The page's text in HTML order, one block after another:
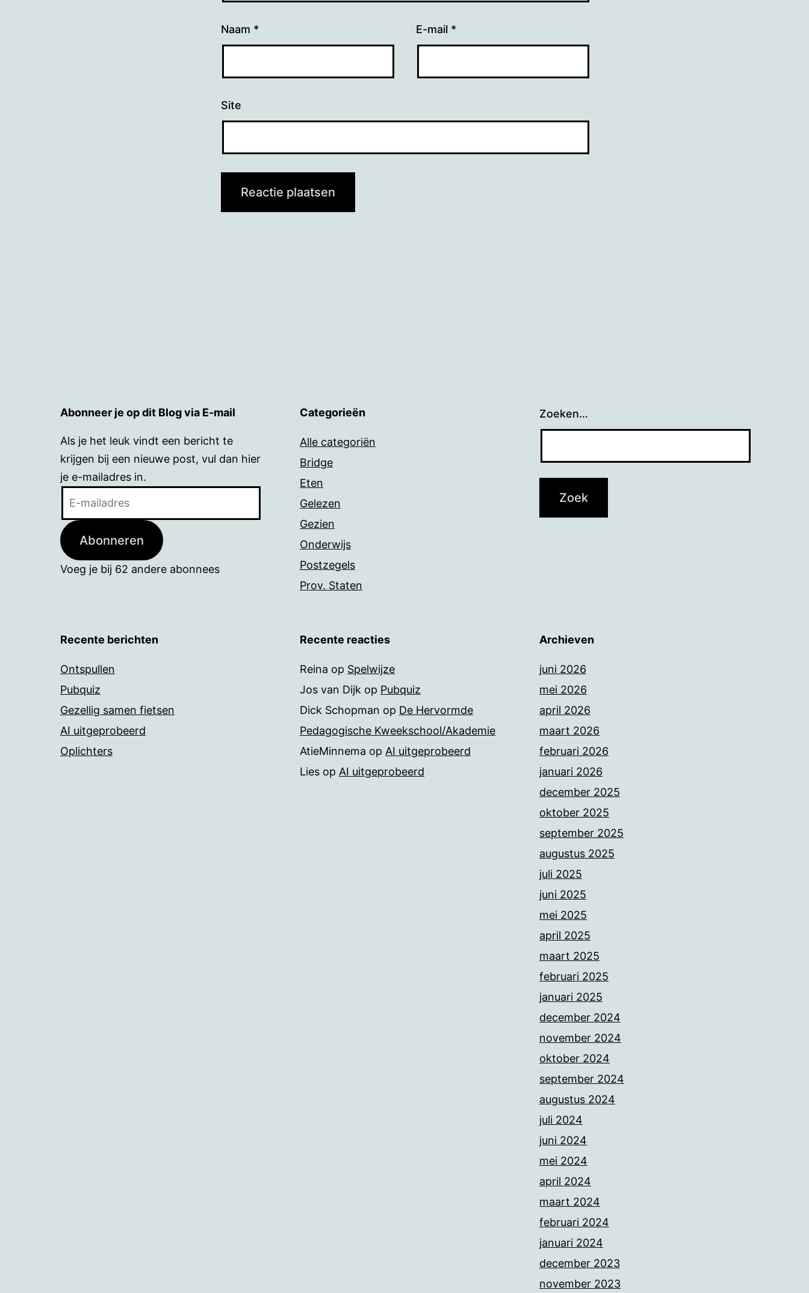
Naam * E-mail *
Site
Abonneer je op dit Blog via E-mail
Als je het leuk vindt een bericht te
krijgen bij een nieuwe post, vul dan hier
je e-mailadres in.
Abonneren
Voeg je bij 62 andere abonnees
Categorieën
Alle categoriën
Bridge
Eten
Gelezen
Gezien
Onderwijs
Postzegels
Prov. Staten
Zoeken…
Recente berichten
Ontspullen
Pubquiz
Gezellig samen fietsen
AI uitgeprobeerd
Oplichters
Recente reacties
Reina op Spelwijze
Jos van Dijk op Pubquiz
Dick Schopman op De Hervormde
Pedagogische Kweekschool/Akademie
AtieMinnema op AI uitgeprobeerd
Lies op AI uitgeprobeerd
Archieven
juni 2026
mei 2026
april 2026
maart 2026
februari 2026
januari 2026
december 2025
oktober 2025
september 2025
augustus 2025
juli 2025
juni 2025
mei 2025
april 2025
maart 2025
februari 2025
januari 2025
december 2024
november 2024
oktober 2024
september 2024
augustus 2024
juli 2024
juni 2024
mei 2024
april 2024
maart 2024
februari 2024
januari 2024
december 2023
november 2023